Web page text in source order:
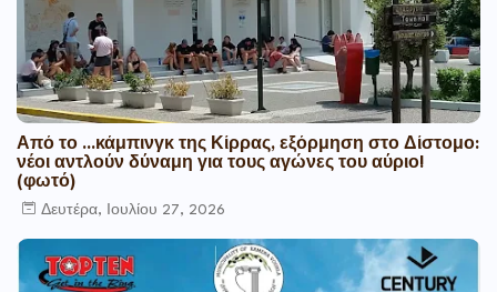
Από το ...κάμπινγκ της Κίρρας, εξόρμηση στο Δίστομο:
νέοι αντλούν δύναμη για τους αγώνες του αύριο!
(φωτό)
Δευτέρα, Ιουλίου 27, 2026